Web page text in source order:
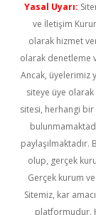
Yasal Uyarı:
ve İletişim
olarak hizmet
olarak denetleme
Ancak, üyelerimiz
siteye üye
sitesi, herhangi bir
olup, gerçek
Gerçek kurum
Sitemiz, kar
platformudur.